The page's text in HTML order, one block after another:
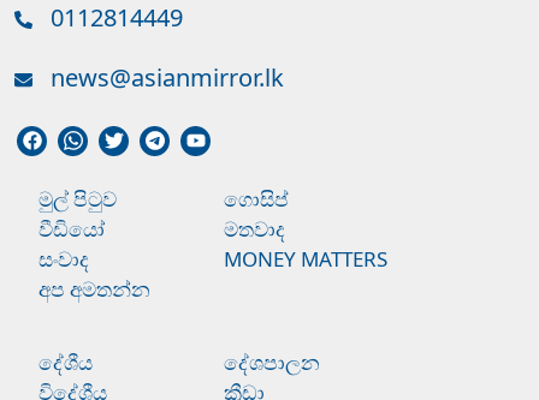
0112814449
news@asianmirror.lk
මුල් පිටුව
ගොසිප්
වීඩියෝ
මතවාද
සංවාද
MONEY MATTERS
අප අමතන්න
දේශීය
දේශපාලන
විදේශීය
ක්‍රීඩා